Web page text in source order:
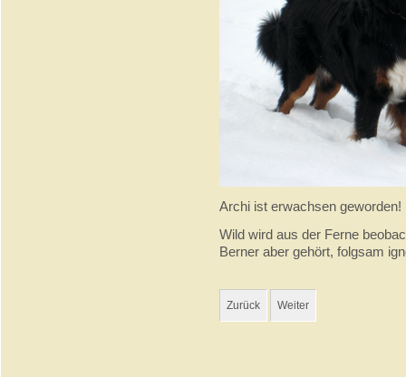
Archi ist erwachsen geworden!
Wild wird aus der Ferne
Berner aber gehört, folgsam
Zurück Weiter